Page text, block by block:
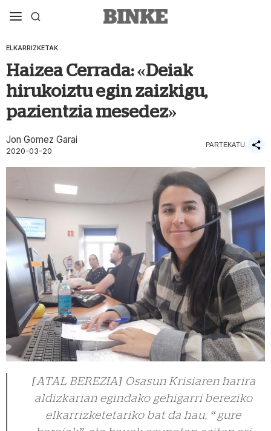
ELKARRIZKETAK
Haizea Cerrada: «Deiak
hirukoiztu egin zaizkigu,
pazientzia mesedez»
Jon Gomez Garai
2020-03-20
PARTEKATU
[ATAL BEREZIA] Osasun Krisiaren harira
aldizkarian egindako gehigarri bereziko
elkarrizketetariko bat da hau, “gure